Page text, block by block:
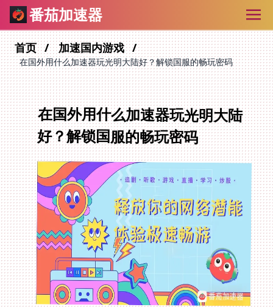
番茄加速器
首页 加速国内游戏
在国外用什么加速器玩光明大陆好？解锁国服的畅玩密码
在国外用什么加速器玩光明大陆
好？解锁国服的畅玩密码